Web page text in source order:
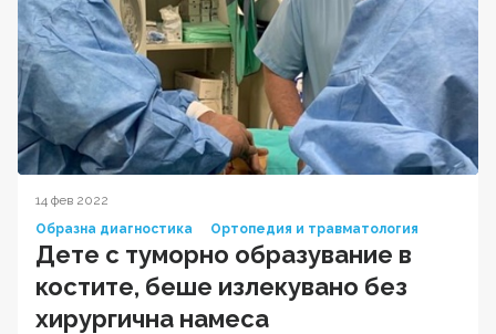
14 фев 2022
Образна диагностика
Ортопедия и травматология
Дете с туморно образувание в
костите, беше излекувано без
хирургична намеса